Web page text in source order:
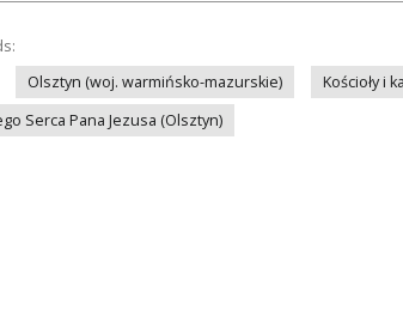
Olsztyn (woj. warmińsko-mazurskie)
Kościoły i
Serca Pana Jezusa (Olsztyn)